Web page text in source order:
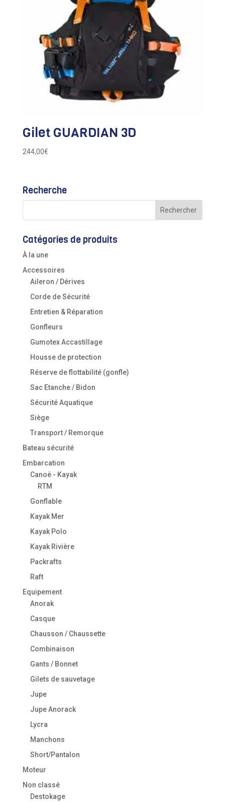
Gilet GUARDIAN 3D
244,00€
Recherche
Catégories de produits
À la une
Accessoires
Aileron / Dérives
Corde de Sécurité
Entretien & Réparation
Gonfleurs
Gumotex Accastillage
Housse de protection
Réserve de flottabilité (gonfle)
Sac Etanche / Bidon
Sécurité Aquatique
Siège
Transport / Remorque
Bateau sécurité
Embarcation
Canoë - Kayak
RTM
Gonflable
Kayak Mer
Kayak Polo
Kayak Rivière
Packrafts
Raft
Equipement
Anorak
Casque
Chausson / Chaussette
Combinaison
Gants / Bonnet
Gilets de sauvetage
Jupe
Jupe Anorack
Lycra
Manchons
Short/Pantalon
Moteur
Non classé
Destokage